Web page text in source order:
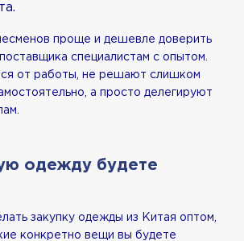
проще и дешевле доверить
специалистам с опытом.
от работы, не решают слишком
а просто делегируют
одежду будете
закупку одежды из Китая оптом,
конкретно вещи вы будете